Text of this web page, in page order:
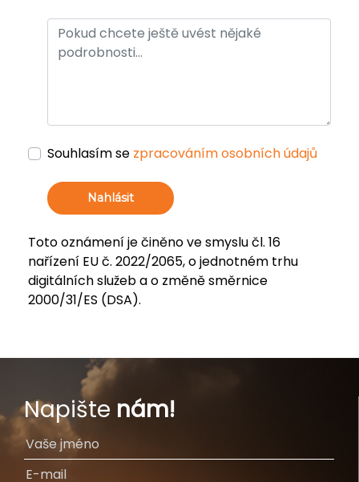
Souhlasím se zpracováním osobních údajů
Nahlásit
Toto oznámení je činěno ve smyslu čl. 16
nařízení EU č. 2022/2065, o jednotném trhu
digitálních služeb a o změně směrnice
2000/31/ES (DSA).
Napište nám!